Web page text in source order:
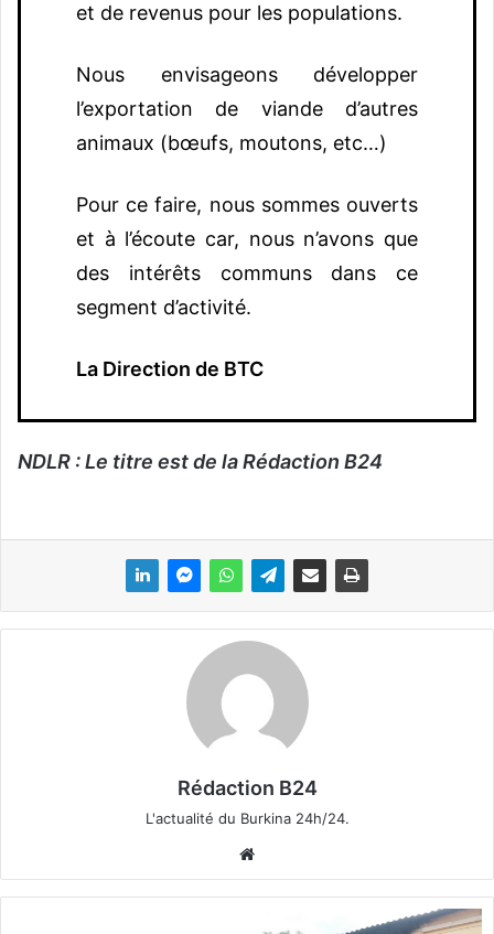
et de revenus pour les populations.
Nous envisageons développer
l’exportation de viande d’autres
animaux (bœufs, moutons, etc…)
Pour ce faire, nous sommes ouverts
et à l’écoute car, nous n’avons que
des intérêts communs dans ce
segment d’activité.
La Direction de BTC
NDLR : Le titre est de la Rédaction B24
Rédaction B24
L'actualité du Burkina 24h/24.
bsi